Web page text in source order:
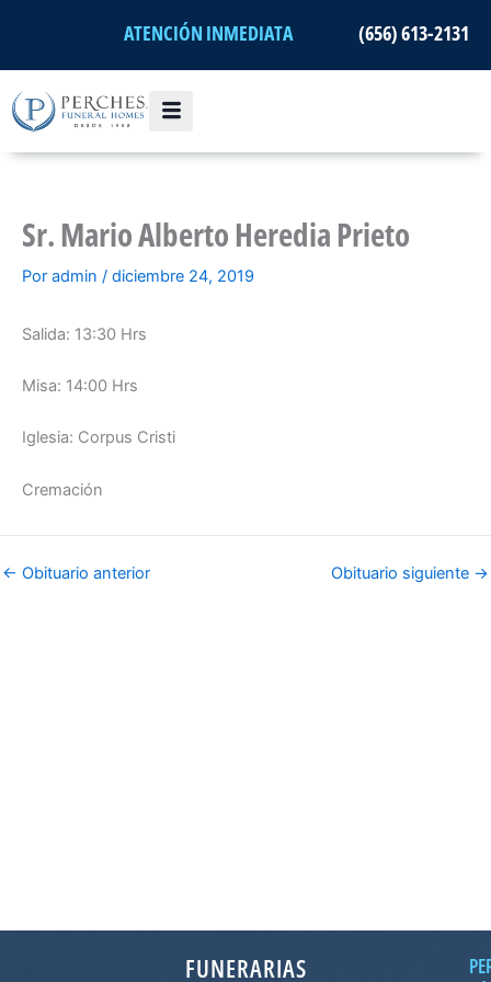
ATENCIÓN INMEDIATA (656) 613-2131
Sr. Mario Alberto Heredia Prieto
Por admin / diciembre 24, 2019
Salida: 13:30 Hrs
Misa: 14:00 Hrs
Iglesia: Corpus Cristi
Cremación
← Obituario anterior Obituario siguiente →
FUNERARIAS